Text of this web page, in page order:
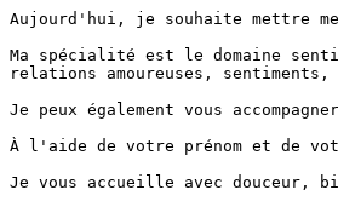
Aujourd'hui, je souhaite mettre
Ma spécialité est le domaine
relations amoureuses,
Je peux également vous
À l'aide de votre prénom et de
Je vous accueille avec douceur,